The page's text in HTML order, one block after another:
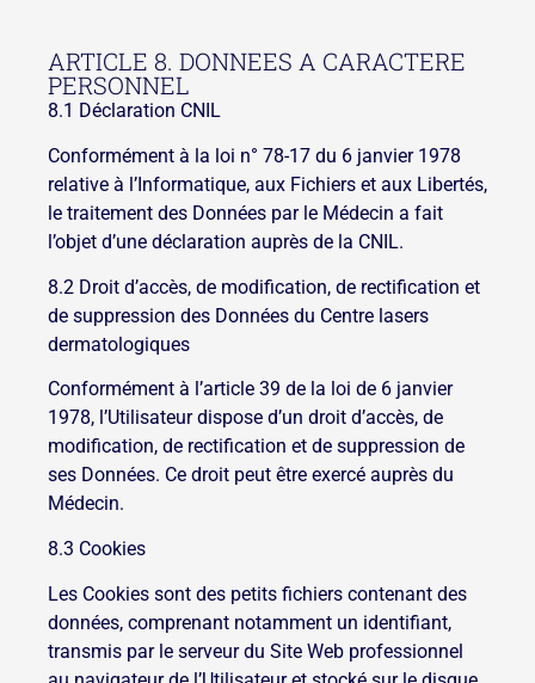
ARTICLE 8. DONNEES A CARACTERE
PERSONNEL
8.1 Déclaration CNIL
Conformément à la loi n° 78-17 du 6 janvier 1978
relative à l’Informatique, aux Fichiers et aux Libertés,
le traitement des Données par le Médecin a fait
l’objet d’une déclaration auprès de la CNIL.
8.2 Droit d’accès, de modification, de rectification et
de suppression des Données du Centre lasers
dermatologiques
Conformément à l’article 39 de la loi de 6 janvier
1978, l’Utilisateur dispose d’un droit d’accès, de
modification, de rectification et de suppression de
ses Données. Ce droit peut être exercé auprès du
Médecin.
8.3 Cookies
Les Cookies sont des petits fichiers contenant des
données, comprenant notamment un identifiant,
transmis par le serveur du Site Web professionnel